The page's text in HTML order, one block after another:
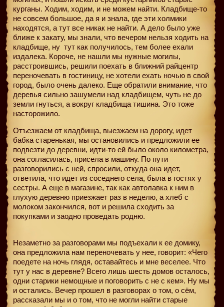
курганы. Ходим, ходим, и не можем найти. Кладбище-то
не совсем большое, да я и знала, где эти холмики
находятся, а тут все никак не найти. А дело было уже
ближе к закату, мы знали, что вечером нельзя ходить на
кладбище, ну тут как получилось, тем более ехали
издалека. Короче, не нашли мы нужные могилы,
расстроившись, решили поехать в ближний райцентр
переночевать в гостиницу, не хотели ехать ночью в свой
город, было очень далеко. Еще обратили внимание, что
деревья сильно зашумели над кладбищем, чуть не до
земли гнуться, а вокруг кладбища тишина. Это тоже
насторожило.
Отъезжаем от кладбища, выезжаем на дорогу, идет
бабка старенькая, мы остановились и предложили ее
подвезти до деревни, идти-то ей было около километра,
она согласилась, присела в машину. По пути
разговорились с ней, спросили, откуда она идет,
ответила, что идет из соседнего села, была в гостях у
сестры. А еще в магазине, так как автолавка к ним в
глухую деревню приезжает раз в неделю, а хлеб с
молоком закончился, вот и решила сходить за
покупками и заодно проведать родню.
Незаметно за разговорами мы подъехали к ее домику,
она предложила нам переночевать у нее, говорит: «Чего
поедете на ночь глядя, оставайтесь и мне веселее. Что
тут у нас в деревне? Всего лишь шесть домов осталось,
одни старики немощные и поговорить с не с кем». Ну мы
и остались. Вечер прошел в разговорах о том, о сём,
рассказали мы и о том, что не могли найти старые